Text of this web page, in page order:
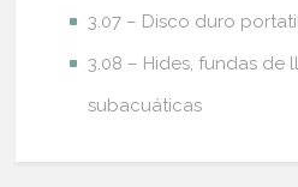
3.07 – Disco duro
3.08 – Hides, fundas de
subacuáticas